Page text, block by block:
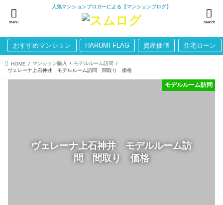
人気マンションブロガーによる【マンションブログ】
search
menu
おすすめマンション HARUMI FLAG 資産価値 住宅ローン
HOME マンション購入
モデルルーム訪問
ヴェレーナ上石神井 モデルルーム訪問 間取り 価格
ヴェレーナ上石神井 モデルルーム訪
問 間取り 価格
モデルルーム訪問